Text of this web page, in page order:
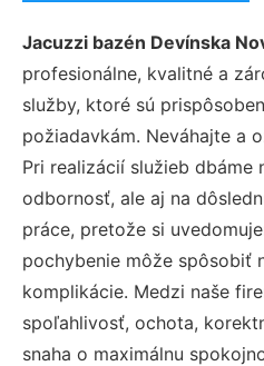
Jacuzzi bazén Devínska
profesionálne, kvalitné a
služby, ktoré sú
požiadavkám. Neváhajte a
Pri realizácií služieb dbáme
odbornosť, ale aj na
práce, pretože si
pochybenie môže spôsobiť
komplikácie. Medzi naše
spoľahlivosť, ochota,
snaha o maximálnu